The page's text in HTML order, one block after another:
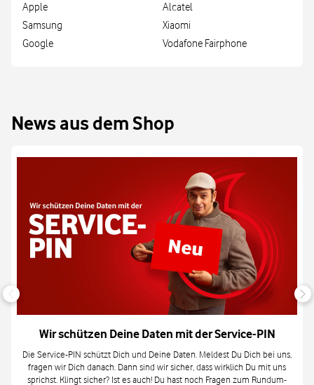
Apple
Samsung
Google
Alcatel
Xiaomi
Vodafone Fairphone
News aus dem Shop
Wir schützen Deine Daten mit der Service-PIN
Die Service-PIN schützt Dich und Deine Daten. Meldest Du Dich bei uns,
fragen wir Dich danach. Dann sind wir sicher, dass wirklich Du mit uns
sprichst. Klingt sicher? Ist es auch! Du hast noch Fragen zum Rundum-